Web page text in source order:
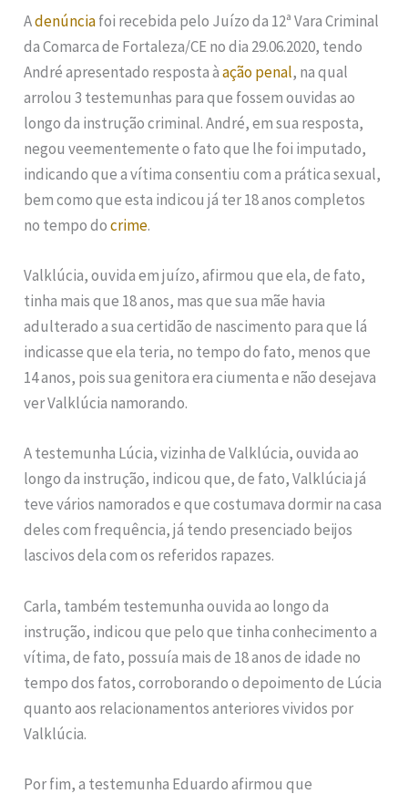
Adenúnciafoi recebida pelo Juízo da 12ª Vara Criminal
da Comarca de Fortaleza/CE no dia 29.06.2020, tendo
André apresentado resposta àação penal, na qual
arrolou 3 testemunhas para que fossem ouvidas ao
longo da instrução criminal. André, em sua resposta,
negou veementemente o fato que lhe foi imputado,
indicando que a vítima consentiu com a prática sexual,
bem como que esta indicou já ter 18 anos completos
no tempo docrime.
Valklúcia, ouvida em juízo, afirmou que ela, de fato,
tinha mais que 18 anos, mas que sua mãe havia
adulterado a sua certidão de nascimento para que lá
indicasse que ela teria, no tempo do fato, menos que
14 anos, pois sua genitora era ciumenta e não desejava
ver Valklúcia namorando.
A testemunha Lúcia, vizinha de Valklúcia, ouvida ao
longo da instrução, indicou que, de fato, Valklúcia já
teve vários namorados e que costumava dormir na casa
deles com frequência, já tendo presenciado beijos
lascivos dela com os referidos rapazes.
Carla, também testemunha ouvida ao longo da
instrução, indicou que pelo que tinha conhecimento a
vítima, de fato, possuía mais de 18 anos de idade no
tempo dos fatos, corroborando o depoimento de Lúcia
quanto aos relacionamentos anteriores vividos por
Valklúcia.
Por fim, a testemunha Eduardo afirmou que